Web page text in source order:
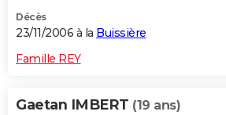
Décès
23/11/2006 à la Buissière
Famille REY
Gaetan IMBERT (19 ans)